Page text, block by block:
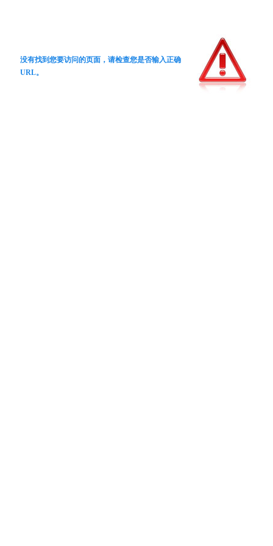
没有找到您要访问的页面，请检查您是否输入正确
URL。